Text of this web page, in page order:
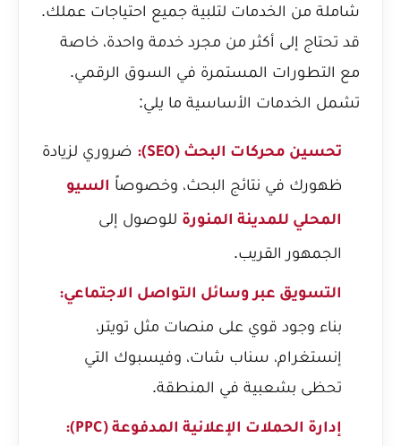
شاملة من الخدمات لتلبية جميع احتياجات عملك.
قد تحتاج إلى أكثر من مجرد خدمة واحدة، خاصة
مع التطورات المستمرة في السوق الرقمي.
تشمل الخدمات الأساسية ما يلي:
تحسين محركات البحث (SEO):
ضروري لزيادة
ظهورك في نتائج البحث، وخصوصاً السيو
المحلي للمدينة المنورة للوصول إلى
الجمهور القريب.
التسويق عبر وسائل التواصل الاجتماعي:
بناء وجود قوي على منصات مثل تويتر،
إنستغرام، سناب شات، وفيسبوك التي
تحظى بشعبية في المنطقة.
إدارة الحملات الإعلانية المدفوعة (PPC):